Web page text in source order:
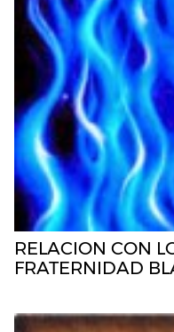
RELACION CON
FRATERNIDAD